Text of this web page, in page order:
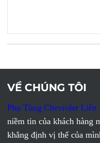
VỀ CHÚNG TÔI
Phụ Tùng Chevrolet Liên
niềm tin của khách hàng
khẳng định vị thế của